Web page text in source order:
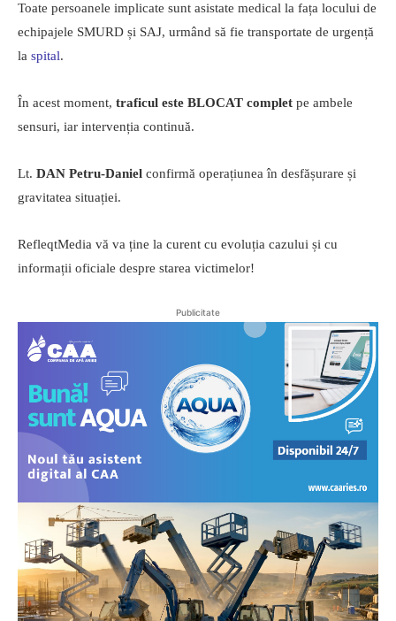
Toate persoanele implicate sunt asistate medical la fața locului de
echipajele SMURD și SAJ, urmând să fie transportate de urgență
la spital.
În acest moment, traficul este BLOCAT complet pe ambele
sensuri, iar intervenția continuă.
Lt. DAN Petru-Daniel confirmă operațiunea în desfășurare și
gravitatea situației.
RefleqtMedia vă va ține la curent cu evoluția cazului și cu
informații oficiale despre starea victimelor!
Publicitate